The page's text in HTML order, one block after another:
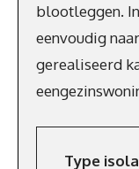
blootleggen.
eenvoudig
gerealiseerd
Type